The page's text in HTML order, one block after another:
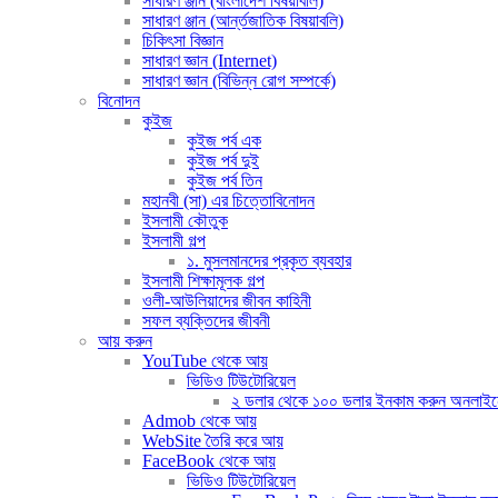
সাধারণ ঞ্জান (আর্ন্তজাতিক বিষয়াবলি)
চিকিৎসা বিজ্ঞান
সাধারণ জ্ঞান (Internet)
সাধারণ জ্ঞান (বিভিন্ন রোগ সম্পর্কে)
বিনোদন
কুইজ
কুইজ পর্ব এক
কুইজ পর্ব দুই
কুইজ পর্ব তিন
মহানবী (সা) এর চিত্তোবিনোদন
ইসলামী কৌতুক
ইসলামী গল্প
১. মুসলমানদের প্রকৃত ব্যবহার
ইসলামী শিক্ষামূলক গল্প
ওলী-আউলিয়াদের জীবন কাহিনী
সফল ব্যক্তিদের জীবনী
আয় করুন
YouTube থেকে আয়
ভিডিও টিউটোরিয়েল
২ ডলার থেকে ১০০ ডলার ইনকাম করুন
Admob থেকে আয়
WebSite তৈরি করে আয়
FaceBook থেকে আয়
ভিডিও টিউটোরিয়েল